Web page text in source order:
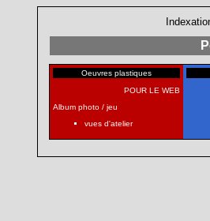
Oeuvres plastiques
POUR LE WEB
Album photo / jeu
vues d'atelier